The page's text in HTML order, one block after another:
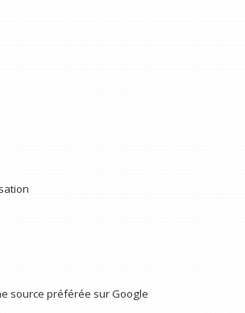
source préférée sur Google